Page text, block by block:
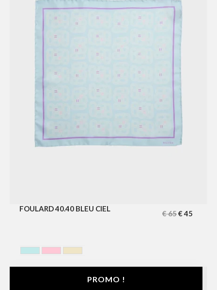
FOULARD 40.40 BLEU CIEL
€65€45
PROMO !